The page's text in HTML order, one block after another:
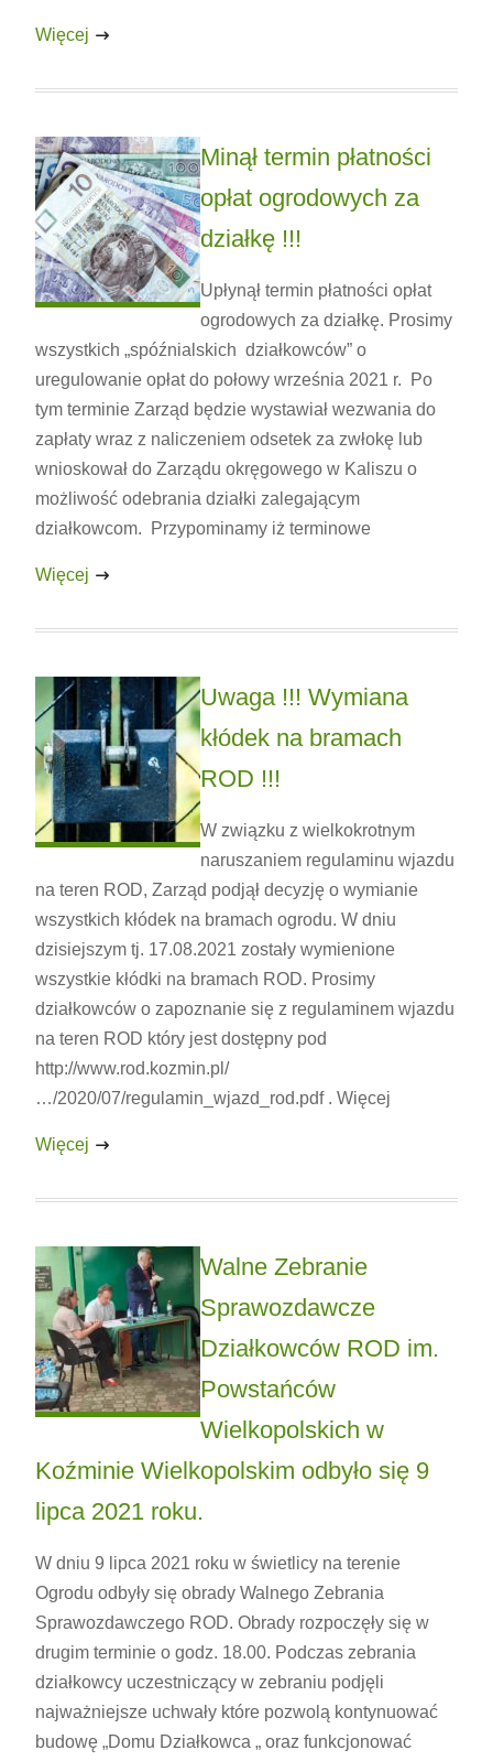
Więcej
Minął termin płatności
opłat ogrodowych za
działkę !!!
Upłynął termin płatności opłat
ogrodowych za działkę. Prosimy
wszystkich „spóźnialskich działkowców” o
uregulowanie opłat do połowy września 2021 r. Po
tym terminie Zarząd będzie wystawiał wezwania do
zapłaty wraz z naliczeniem odsetek za zwłokę lub
wnioskował do Zarządu okręgowego w Kaliszu o
możliwość odebrania działki zalegającym
działkowcom. Przypominamy iż terminowe
Więcej
Uwaga !!! Wymiana
kłódek na bramach
ROD !!!
W związku z wielkokrotnym
naruszaniem regulaminu wjazdu
na teren ROD, Zarząd podjął decyzję o wymianie
wszystkich kłódek na bramach ogrodu. W dniu
dzisiejszym tj. 17.08.2021 zostały wymienione
wszystkie kłódki na bramach ROD. Prosimy
działkowców o zapoznanie się z regulaminem wjazdu
na teren ROD który jest dostępny pod
http://www.rod.kozmin.pl/
…/2020/07/regulamin_wjazd_rod.pdf . Więcej
Więcej
Walne Zebranie
Sprawozdawcze
Działkowców ROD im.
Powstańców
Wielkopolskich w
Koźminie Wielkopolskim odbyło się 9
lipca 2021 roku.
W dniu 9 lipca 2021 roku w świetlicy na terenie
Ogrodu odbyły się obrady Walnego Zebrania
Sprawozdawczego ROD. Obrady rozpoczęły się w
drugim terminie o godz. 18.00. Podczas zebrania
działkowcy uczestniczący w zebraniu podjęli
najważniejsze uchwały które pozwolą kontynuować
budowę „Domu Działkowca „ oraz funkcjonować